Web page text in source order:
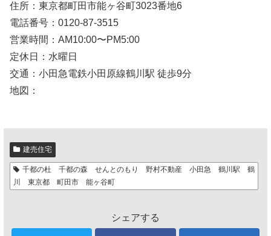
住所：東京都町田市能ヶ谷町3023番地6
電話番号：0120-87-3515
営業時間：AM10:00〜PM5:00
定休日：水曜日
交通：小田急電鉄小田原線鶴川駅 徒歩9分
地図：
建売住宅
千都の杜 千都の森 せんとのもり 野村不動産 小田急 鶴川駅 鶴
川 東京都 町田市 能ヶ谷町
シェアする